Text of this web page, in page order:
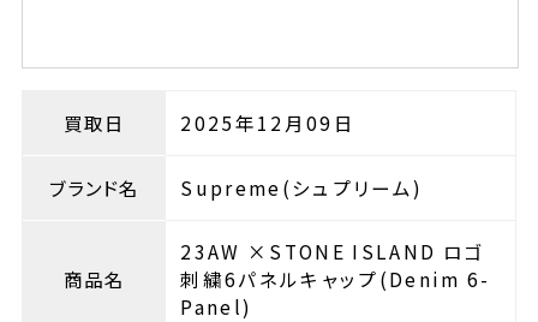
買取日 2025年12月09日
ブランド名 Supreme(シュプリーム)
商品名
23AW ×STONE ISLAND ロゴ
刺繍6パネルキャップ(Denim 6-
Panel)